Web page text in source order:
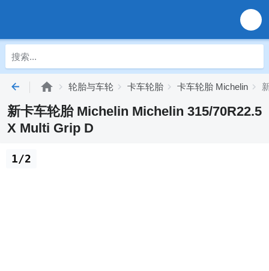
轮胎与车轮 卡车轮胎 卡车轮胎 Michelin
新卡车轮胎 Michelin Michelin 315/70R22.5
X Multi Grip D
1/2